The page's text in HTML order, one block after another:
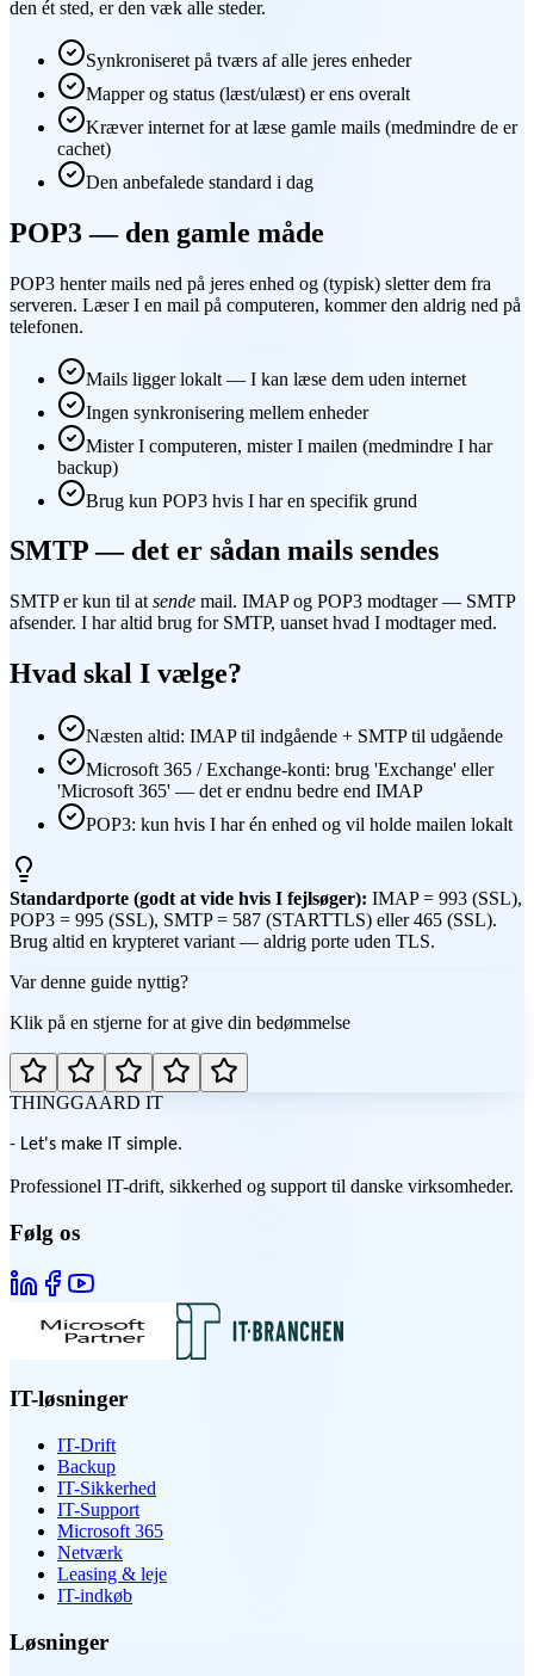
den ét sted, er den væk alle steder.
Synkroniseret på tværs af alle jeres enheder
Mapper og status (læst/ulæst) er ens overalt
Kræver internet for at læse gamle mails (medmindre de er
cachet)
Den anbefalede standard i dag
POP3 — den gamle måde
POP3 henter mails ned på jeres enhed og (typisk) sletter dem fra
serveren. Læser I en mail på computeren, kommer den aldrig ned på
telefonen.
Mails ligger lokalt — I kan læse dem uden internet
Ingen synkronisering mellem enheder
Mister I computeren, mister I mailen (medmindre I har
backup)
Brug kun POP3 hvis I har en specifik grund
SMTP — det er sådan mails sendes
SMTP er kun til at sende mail. IMAP og POP3 modtager — SMTP
afsender. I har altid brug for SMTP, uanset hvad I modtager med.
Hvad skal I vælge?
Næsten altid: IMAP til indgående + SMTP til udgående
Microsoft 365 / Exchange-konti: brug 'Exchange' eller
'Microsoft 365' — det er endnu bedre end IMAP
POP3: kun hvis I har én enhed og vil holde mailen lokalt
Standardporte (godt at vide hvis I fejlsøger): IMAP = 993 (SSL),
POP3 = 995 (SSL), SMTP = 587 (STARTTLS) eller 465 (SSL).
Brug altid en krypteret variant — aldrig porte uden TLS.
Var denne guide nyttig?
Klik på en stjerne for at give din bedømmelse
THINGGAARD IT
- Let's make IT simple.
Professionel IT-drift, sikkerhed og support til danske virksomheder.
Følg os
IT-løsninger
IT-Drift
Backup
IT-Sikkerhed
IT-Support
Microsoft 365
Netværk
Leasing & leje
IT-indkøb
Løsninger